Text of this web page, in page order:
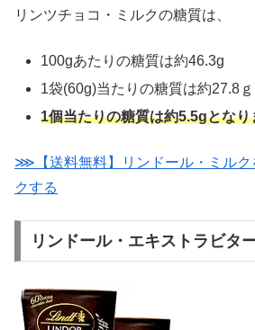
リンツチョコ・ミルクの糖質は、
100gあたりの糖質は約46.3g
1袋(60g)当たりの糖質は約27.8ｇ
1個当たりの糖質は約5.5gとなり
⋙【送料無料】リンドール・ミルク
クする
リンドール・エキストラビタ